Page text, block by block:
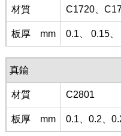
材質 C1720、
板厚 mm 0.1、 0.15
真鍮
材質 C2801
板厚 mm 0.1、0.2、